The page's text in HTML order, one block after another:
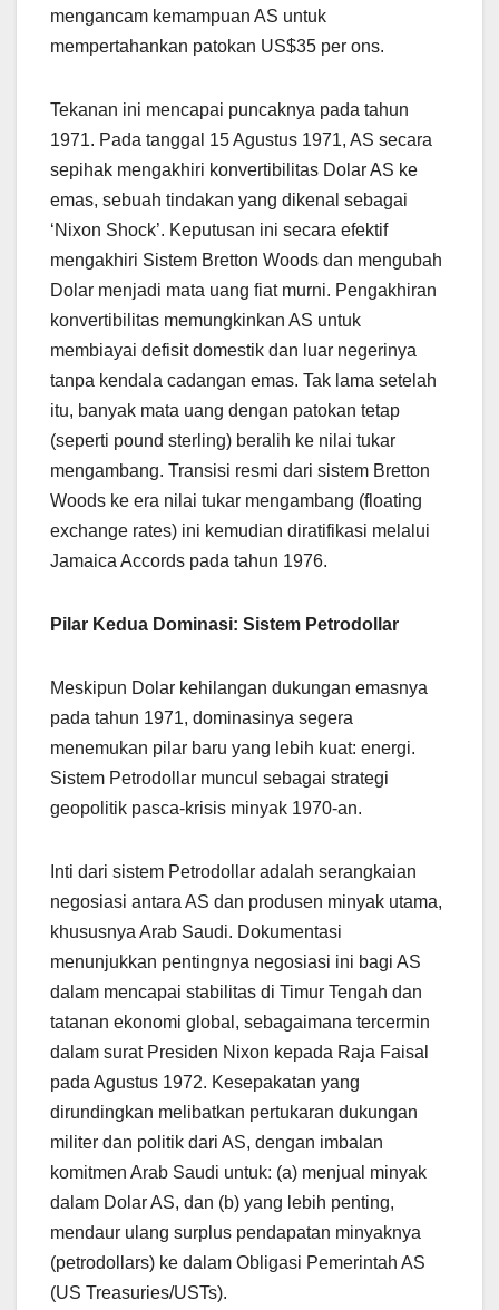
mengancam kemampuan AS untuk
mempertahankan patokan US$35 per ons.
Tekanan ini mencapai puncaknya pada tahun
1971. Pada tanggal 15 Agustus 1971, AS secara
sepihak mengakhiri konvertibilitas Dolar AS ke
emas, sebuah tindakan yang dikenal sebagai
‘Nixon Shock’. Keputusan ini secara efektif
mengakhiri Sistem Bretton Woods dan mengubah
Dolar menjadi mata uang fiat murni. Pengakhiran
konvertibilitas memungkinkan AS untuk
membiayai defisit domestik dan luar negerinya
tanpa kendala cadangan emas. Tak lama setelah
itu, banyak mata uang dengan patokan tetap
(seperti pound sterling) beralih ke nilai tukar
mengambang. Transisi resmi dari sistem Bretton
Woods ke era nilai tukar mengambang (floating
exchange rates) ini kemudian diratifikasi melalui
Jamaica Accords pada tahun 1976.
Pilar Kedua Dominasi: Sistem Petrodollar
Meskipun Dolar kehilangan dukungan emasnya
pada tahun 1971, dominasinya segera
menemukan pilar baru yang lebih kuat: energi.
Sistem Petrodollar muncul sebagai strategi
geopolitik pasca-krisis minyak 1970-an.
Inti dari sistem Petrodollar adalah serangkaian
negosiasi antara AS dan produsen minyak utama,
khususnya Arab Saudi. Dokumentasi
menunjukkan pentingnya negosiasi ini bagi AS
dalam mencapai stabilitas di Timur Tengah dan
tatanan ekonomi global, sebagaimana tercermin
dalam surat Presiden Nixon kepada Raja Faisal
pada Agustus 1972. Kesepakatan yang
dirundingkan melibatkan pertukaran dukungan
militer dan politik dari AS, dengan imbalan
komitmen Arab Saudi untuk: (a) menjual minyak
dalam Dolar AS, dan (b) yang lebih penting,
mendaur ulang surplus pendapatan minyaknya
(petrodollars) ke dalam Obligasi Pemerintah AS
(US Treasuries/USTs).